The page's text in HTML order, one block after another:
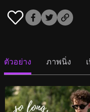
ตัวอย่าง ภาพนิ่ง